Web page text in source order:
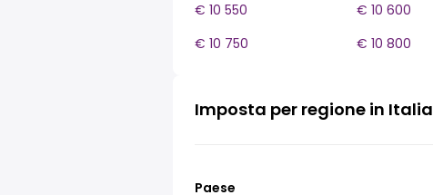
€ 10 550
€ 10 600
€ 10 750
€ 10 800
Imposta per regione in Italia
Paese